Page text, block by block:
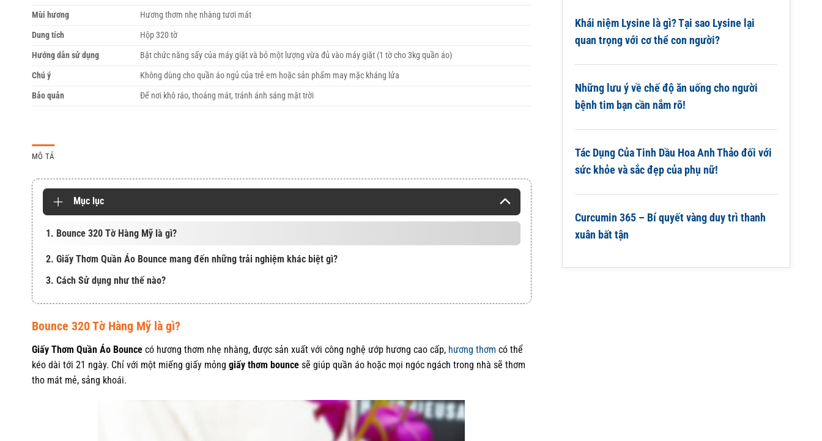
Mùi hương
Hương thơm nhẹ nhàng tươi mát
Dung tích
Hộp 320 tờ
Hướng dẫn sử dụng
Bật chức năng sấy của máy giặt và bỏ một lượng vừa đủ vào máy giặt (1 tờ cho 3kg quần áo)
Chú ý
Không dùng cho quần áo ngủ của trẻ em hoặc sản phẩm may mặc kháng lửa
Bảo quản
Để nơi khô ráo, thoáng mát, tránh ánh sáng mặt trời
MÔ TẢ
Mục lục
1. Bounce 320 Tờ Hàng Mỹ là gì?
2. Giấy Thơm Quần Áo Bounce mang đến những trải nghiệm khác biệt gì?
3. Cách Sử dụng như thế nào?
Bounce 320 Tờ Hàng Mỹ là gì?
Giấy Thơm Quần Áo Bounce có hương thơm nhẹ nhàng, được sản xuất với công nghệ ướp hương cao cấp, hương thơm có thể
kéo dài tới 21 ngày. Chỉ với một miếng giấy mỏng giấy thơm bounce sẽ giúp quần áo hoặc mọi ngóc ngách trong nhà sẽ thơm
tho mát mẻ, sảng khoái.
Khái niệm Lysine là gì? Tại sao Lysine lại
quan trọng với cơ thể con người?
Những lưu ý về chế độ ăn uống cho người
bệnh tim bạn cần nắm rõ!
Tác Dụng Của Tinh Dầu Hoa Anh Thảo đối với
sức khỏe và sắc đẹp của phụ nữ!
Curcumin 365 – Bí quyết vàng duy trì thanh
xuân bất tận